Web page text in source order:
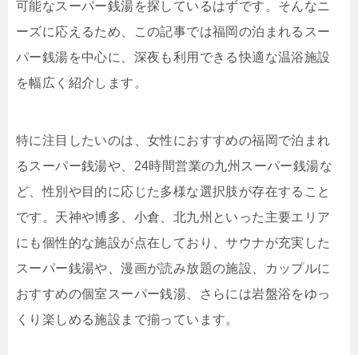
可能なスーパー銭湯を探しているはずです。そんなニ
ーズに応えるため、この記事では福岡の泊まれるスー
パー銭湯を中心に、深夜も利用できる快適な温浴施設
を幅広く紹介します。
特に注目したいのは、女性におすすめの福岡で泊まれ
るスーパー銭湯や、24時間営業の九州スーパー銭湯な
ど、性別や目的に応じた多様な選択肢が存在すること
です。天神や博多、小倉、北九州といった主要エリア
にも個性的な施設が点在しており、サウナが充実した
スーパー銭湯や、漫画が読み放題の施設、カップルに
おすすめの個室スーパー銭湯、さらには岩盤浴をゆっ
くり楽しめる施設まで揃っています。